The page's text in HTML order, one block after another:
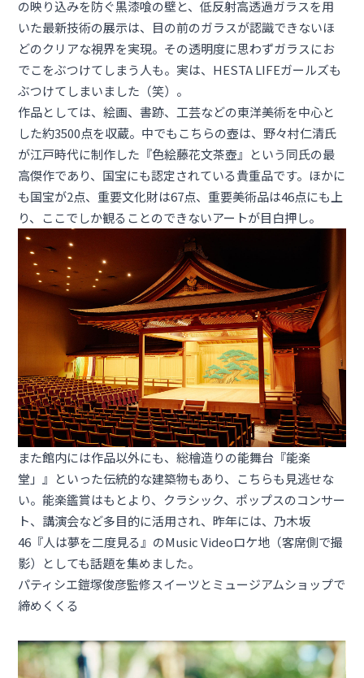
の映り込みを防ぐ黒漆喰の壁と、低反射高透過ガラスを用
いた最新技術の展示は、目の前のガラスが認識できないほ
どのクリアな視界を実現。その透明度に思わずガラスにお
でこをぶつけてしまう人も。実は、HESTA LIFEガールズも
ぶつけてしまいました（笑）。
作品としては、絵画、書跡、工芸などの東洋美術を中心と
した約3500点を収蔵。中でもこちらの壺は、野々村仁清氏
が江戸時代に制作した『色絵藤花文茶壺』という同氏の最
高傑作であり、国宝にも認定されている貴重品です。ほかに
も国宝が2点、重要文化財は67点、重要美術品は46点にも上
り、ここでしか観ることのできないアートが目白押し。
また館内には作品以外にも、総檜造りの能舞台『能楽
堂」』といった伝統的な建築物もあり、こちらも見逃せな
い。能楽鑑賞はもとより、クラシック、ポップスのコンサー
ト、講演会など多目的に活用され、昨年には、乃木坂
46『人は夢を二度見る』のMusic Videoロケ地（客席側で撮
影）としても話題を集めました。
パティシエ鎧塚俊彦監修スイーツとミュージアムショップで
締めくくる